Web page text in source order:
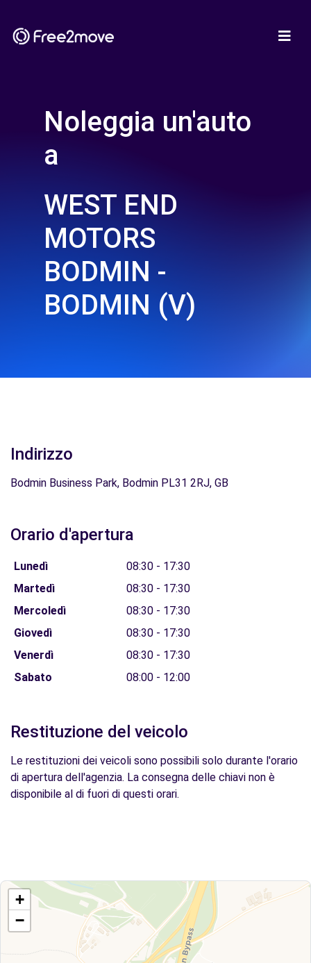
Noleggia un'auto
a
WEST END
MOTORS
BODMIN -
BODMIN (V)
Indirizzo
Bodmin Business Park, Bodmin PL31 2RJ, GB
Orario d'apertura
Lunedì
08:30 - 17:30
Martedì
08:30 - 17:30
Mercoledì
08:30 - 17:30
Giovedì
08:30 - 17:30
Venerdì
08:30 - 17:30
Sabato
08:00 - 12:00
Restituzione del veicolo
Le restituzioni dei veicoli sono possibili solo durante l'orario
di apertura dell'agenzia. La consegna delle chiavi non è
disponibile al di fuori di questi orari.
+
−